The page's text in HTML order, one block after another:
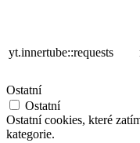
yt.innertube::requests
Ostatní
Ostatní
Ostatní cookies, které
kategorie.